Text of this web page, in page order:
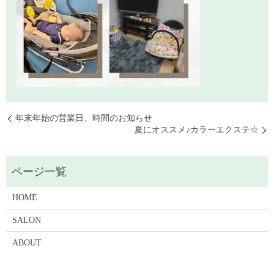
年末年始の営業日、時間のお知らせ
夏にオススメ♪カラーエクステ☆
HOME
SALON
ABOUT